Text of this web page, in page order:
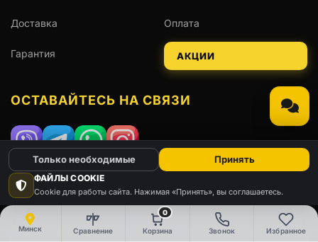
Минск Сравнение
0
Корзина Звонок Избранное
Доставка Оплата
Гарантия АКЦИИ
ОСТАВАЙТЕСЬ НА СВЯЗИ
Viber TelegramWhatsAppInstagram
ФАЙЛЫ COOKIE
Cookie для работы сайта. Нажимая «Принять», вы соглашаетесь.
Только необходимые Принять